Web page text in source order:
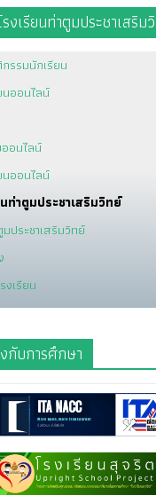
งเรียนท่าตูมประชาเสริม
รรมนักเรียน
ออนไลน์
อนไลน์
ออนไลน์
ท่าตูมประชาเสริมวิทย์
มประชาเสริมวิทย์
งเรียน
กับการศึกษา